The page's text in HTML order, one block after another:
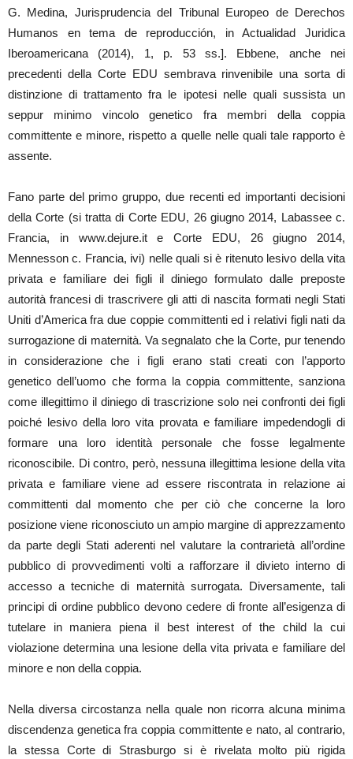
G. Medina, Jurisprudencia del Tribunal Europeo de Derechos
Humanos en tema de reproducción, in Actualidad Juridica
Iberoamericana (2014), 1, p. 53 ss.]. Ebbene, anche nei
precedenti della Corte EDU sembrava rinvenibile una sorta di
distinzione di trattamento fra le ipotesi nelle quali sussista un
seppur minimo vincolo genetico fra membri della coppia
committente e minore, rispetto a quelle nelle quali tale rapporto è
assente.
Fano parte del primo gruppo, due recenti ed importanti decisioni
della Corte (si tratta di Corte EDU, 26 giugno 2014, Labassee c.
Francia, in www.dejure.it e Corte EDU, 26 giugno 2014,
Mennesson c. Francia, ivi) nelle quali si è ritenuto lesivo della vita
privata e familiare dei figli il diniego formulato dalle preposte
autorità francesi di trascrivere gli atti di nascita formati negli Stati
Uniti d’America fra due coppie committenti ed i relativi figli nati da
surrogazione di maternità. Va segnalato che la Corte, pur tenendo
in considerazione che i figli erano stati creati con l’apporto
genetico dell’uomo che forma la coppia committente, sanziona
come illegittimo il diniego di trascrizione solo nei confronti dei figli
poiché lesivo della loro vita provata e familiare impedendogli di
formare una loro identità personale che fosse legalmente
riconoscibile. Di contro, però, nessuna illegittima lesione della vita
privata e familiare viene ad essere riscontrata in relazione ai
committenti dal momento che per ciò che concerne la loro
posizione viene riconosciuto un ampio margine di apprezzamento
da parte degli Stati aderenti nel valutare la contrarietà all’ordine
pubblico di provvedimenti volti a rafforzare il divieto interno di
accesso a tecniche di maternità surrogata. Diversamente, tali
principi di ordine pubblico devono cedere di fronte all’esigenza di
tutelare in maniera piena il best interest of the child la cui
violazione determina una lesione della vita privata e familiare del
minore e non della coppia.
Nella diversa circostanza nella quale non ricorra alcuna minima
discendenza genetica fra coppia committente e nato, al contrario,
la stessa Corte di Strasburgo si è rivelata molto più rigida